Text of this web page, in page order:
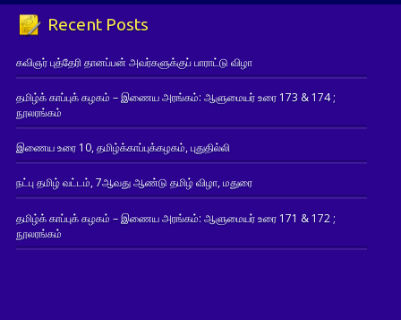
Recent Posts
கவிஞர் புத்தேரி தானப்பன் அவர்களுக்குப் பாராட்டு விழா
தமிழ்க் காப்புக் கழகம் – இணைய அரங்கம்: ஆளுமையர் உரை 173 & 174 ;
நூலரங்கம்
இணைய உரை 10, தமிழ்க்காப்புக்கழகம், புதுதில்லி
நட்பு தமிழ் வட்டம், 7ஆவது ஆண்டு தமிழ் விழா, மதுரை
தமிழ்க் காப்புக் கழகம் – இணைய அரங்கம்: ஆளுமையர் உரை 171 & 172 ;
நூலரங்கம்